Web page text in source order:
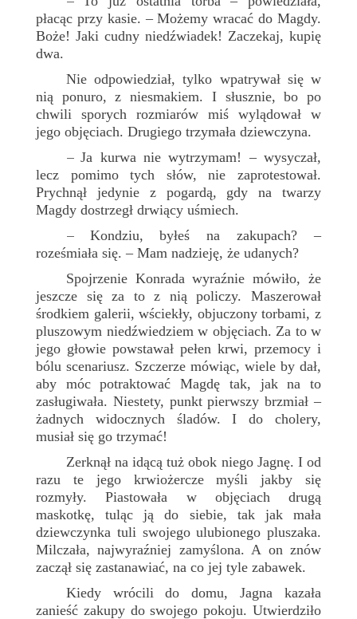
płacąc przy kasie. – Możemy wracać do Magdy.
Boże! Jaki cudny niedźwiadek! Zaczekaj, kupię
dwa.
Nie odpowiedział, tylko wpatrywał się w
nią ponuro, z niesmakiem. I słusznie, bo po
chwili sporych rozmiarów miś wylądował w
jego objęciach. Drugiego trzymała dziewczyna.
–Ja kurwa nie wytrzymam! – wysyczał,
lecz pomimo tych słów, nie zaprotestował.
Prychnął jedynie z pogardą, gdy na twarzy
Magdy dostrzegł drwiący uśmiech.
– Kondziu, byłeś na zakupach? –
roześmiała się. – Mam nadzieję, że udanych?
Spojrzenie Konrada wyraźnie mówiło, że
jeszcze się za to z nią policzy. Maszerował
środkiem galerii, wściekły, objuczony torbami, z
pluszowym niedźwiedziem w objęciach. Za to w
jego głowie powstawał pełen krwi, przemocy i
bólu scenariusz. Szczerze mówiąc, wiele by dał,
aby móc potraktować Magdę tak, jak na to
zasługiwała. Niestety, punkt pierwszy brzmiał –
żadnych widocznych śladów. I do cholery,
musiał się go trzymać!
Zerknął na idącą tuż obok niego Jagnę. I od
razu te jego krwiożercze myśli jakby się
rozmyły. Piastowała w objęciach drugą
maskotkę, tuląc ją do siebie, tak jak mała
dziewczynka tuli swojego ulubionego pluszaka.
Milczała, najwyraźniej zamyślona. A on znów
zaczął się zastanawiać, na co jej tyle zabawek.
Kiedy wrócili do domu, Jagna kazała
zanieść zakupy do swojego pokoju. Utwierdziło